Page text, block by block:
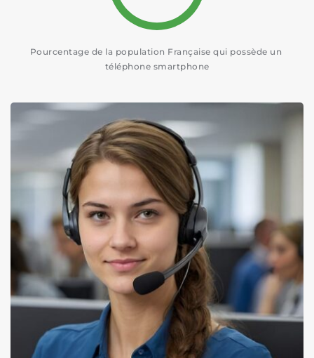
Pourcentage de la population Française qui possède un
téléphone smartphone